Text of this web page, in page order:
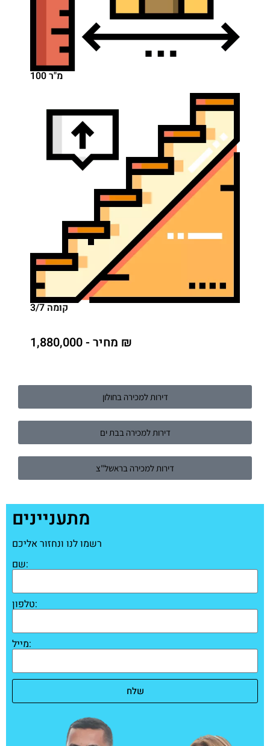
100 מ"ר
קומה 3/7
מחיר - 1,880,000 ₪
דירות למכירה בחולון
דירות למכירה בבת ים
דירות למכירה בראשל"צ
מתעניינים
רשמו לנו ונחזור אליכם
שם:
טלפון:
מייל:
שלח